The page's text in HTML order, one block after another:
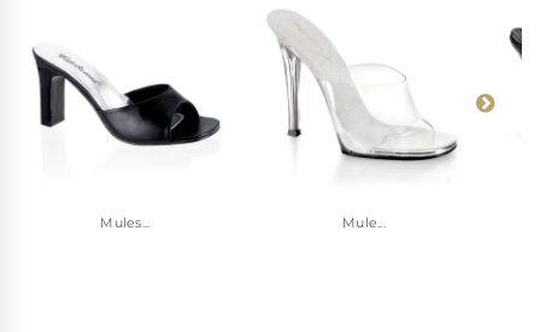
Mules... Mule...